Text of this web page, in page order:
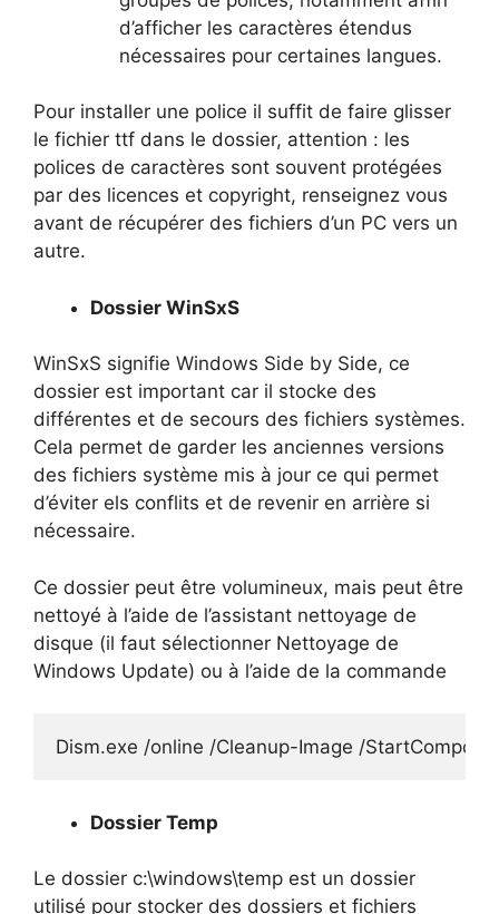
d’afficher les caractères étendus
nécessaires pour certaines langues.
Pour installer une police il suffit de faire glisser
le fichier ttf dans le dossier, attention : les
polices de caractères sont souvent protégées
par des licences et copyright, renseignez vous
avant de récupérer des fichiers d’un PC vers un
autre.
Dossier WinSxS
WinSxS signifie Windows Side by Side, ce
dossier est important car il stocke des
différentes et de secours des fichiers systèmes.
Cela permet de garder les anciennes versions
des fichiers système mis à jour ce qui permet
d’éviter els conflits et de revenir en arrière si
nécessaire.
Ce dossier peut être volumineux, mais peut être
nettoyé à l’aide de l’assistant nettoyage de
disque (il faut sélectionner Nettoyage de
Windows Update) ou à l’aide de la commande
Dism.exe /online /Cleanup-Image /
Dossier Temp
Le dossier c:\windows\temp est un dossier
utilisé pour stocker des dossiers et fichiers